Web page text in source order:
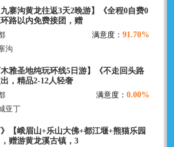
九寨沟黄龙往返3天2晚游】《全程0自费0
路以内免费接团，赠
满意度：91.70%
沟
木雅圣地纯玩环线5日游】《不走回头路
，精品2-12人轻奢
满意度：0.00%
亚丁
》【峨眉山+乐山大佛+都江堰+熊猫乐园
赠游黄龙溪古镇，3